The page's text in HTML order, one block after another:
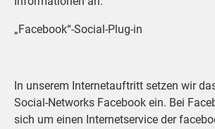
„Facebook“-Social-Plug-in
In unserem Internetauftritt setzen wir
Social-Networks Facebook ein. Bei
sich um einen Internetservice der